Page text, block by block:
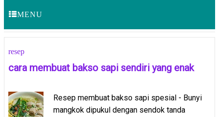
MENU
resep
cara membuat bakso sapi sendiri yang enak
Resep membuat bakso sapi spesial - Bunyi
mangkok dipukul dengan sendok tanda